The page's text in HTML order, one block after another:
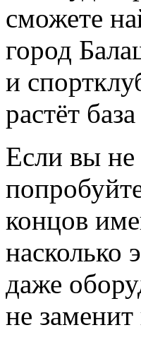
сможете
город
и
растёт
Если вы не
концов
насколько
даже
не